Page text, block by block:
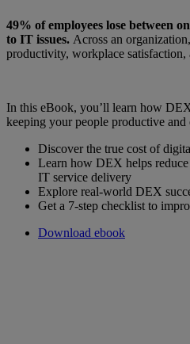
49% of employees lose between
to IT issues. Across an
productivity, workplace satisfaction,
In this eBook, you’ll learn how
keeping your people productive and
Discover the true cost of
Learn how DEX helps
IT service delivery
Explore real-world DEX
Get a 7-step checklist to
Download ebook